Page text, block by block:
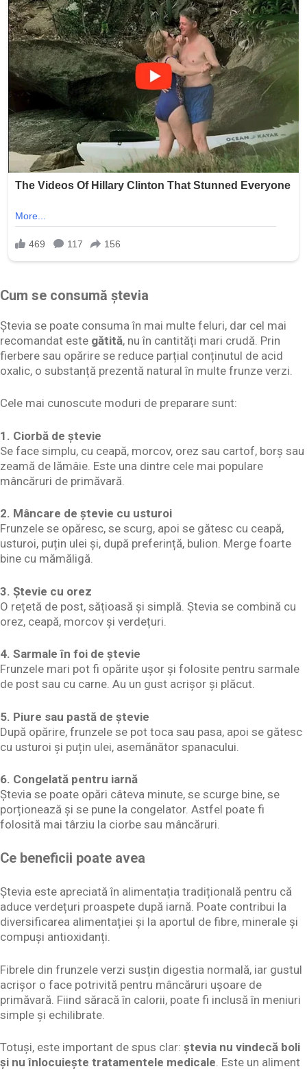
Cum se consumă ștevia
Ștevia se poate consuma în mai multe feluri, dar cel mai
recomandat este gătită, nu în cantități mari crudă. Prin
fierbere sau opărire se reduce parțial conținutul de acid
oxalic, o substanță prezentă natural în multe frunze verzi.
Cele mai cunoscute moduri de preparare sunt:
1. Ciorbă de ștevie
Se face simplu, cu ceapă, morcov, orez sau cartof, borș sau
zeamă de lămâie. Este una dintre cele mai populare
mâncăruri de primăvară.
2. Mâncare de ștevie cu usturoi
Frunzele se opăresc, se scurg, apoi se gătesc cu ceapă,
usturoi, puțin ulei și, după preferință, bulion. Merge foarte
bine cu mămăligă.
3. Ștevie cu orez
O rețetă de post, sățioasă și simplă. Ștevia se combină cu
orez, ceapă, morcov și verdețuri.
4. Sarmale în foi de ștevie
Frunzele mari pot fi opărite ușor și folosite pentru sarmale
de post sau cu carne. Au un gust acrișor și plăcut.
5. Piure sau pastă de ștevie
După opărire, frunzele se pot toca sau pasa, apoi se gătesc
cu usturoi și puțin ulei, asemănător spanacului.
6. Congelată pentru iarnă
Ștevia se poate opări câteva minute, se scurge bine, se
porționează și se pune la congelator. Astfel poate fi
folosită mai târziu la ciorbe sau mâncăruri.
Ce beneficii poate avea
Ștevia este apreciată în alimentația tradițională pentru că
aduce verdețuri proaspete după iarnă. Poate contribui la
diversificarea alimentației și la aportul de fibre, minerale și
compuși antioxidanți.
Fibrele din frunzele verzi susțin digestia normală, iar gustul
acrișor o face potrivită pentru mâncăruri ușoare de
primăvară. Fiind săracă în calorii, poate fi inclusă în meniuri
simple și echilibrate.
Totuși, este important de spus clar: ștevia nu vindecă boli
și nu înlocuiește tratamentele medicale. Este un aliment